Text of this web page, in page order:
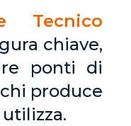
Tecnico
chiave,
ponti di
produce